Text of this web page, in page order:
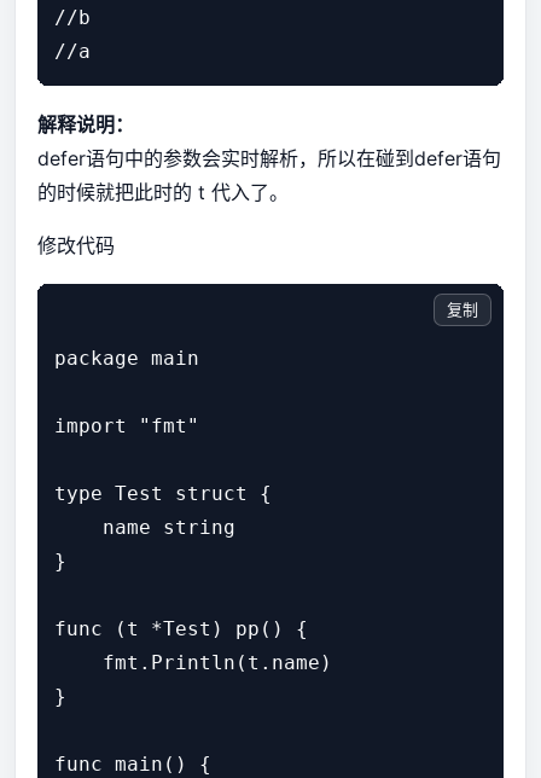
//b
解释说明：
defer语句中的参数会实时解析，所以在碰到defer语句
的时候就把此时的 t 代入了。
修改代码
package main
import "fmt"
type Test struct {
    name string
}
func (t *Test) pp() {
    fmt.Println(t.name)
}
func main() {
复制